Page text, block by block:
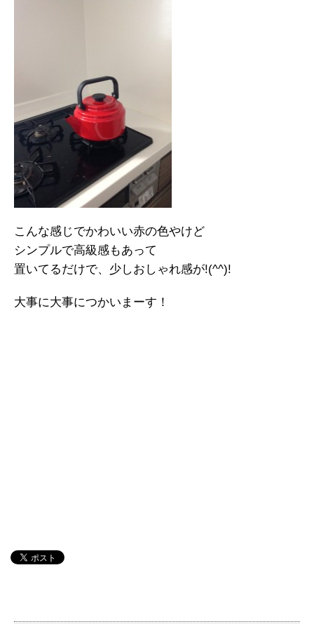
こんな感じでかわいい赤の色やけど
シンプルで高級感もあって
置いてるだけで、少しおしゃれ感が!(^^)!
大事に大事につかいまーす！